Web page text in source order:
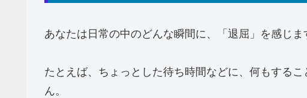
あなたは日常の中のどんな瞬間に、「退屈」を感じま
たとえば、ちょっとした待ち時間などに、何もする
ん。